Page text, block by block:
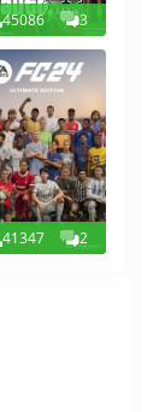
45086 3
41347 2